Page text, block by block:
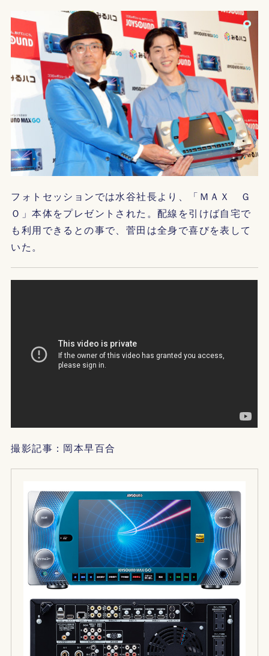
フォトセッションでは水谷社長より、「ＭＡＸ Ｇ
Ｏ」本体をプレゼントされた。配線を引けば自宅で
も利用できるとの事で、菅田は全身で喜びを表して
いた。
撮影記事：岡本早百合